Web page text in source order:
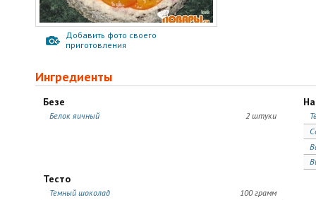
Добавить фото своего
приготовления
Ингредиенты
Безе
2 штуки
Белок яичный
Тесто
100 грамм
Темный шоколад